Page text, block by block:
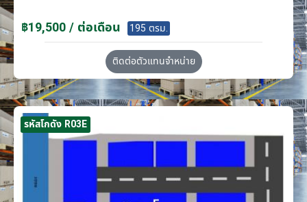
฿19,500 / ต่อเดือน 195 ตรม.
ติดต่อตัวแทนจำหน่าย
รหัสโกดัง R03E